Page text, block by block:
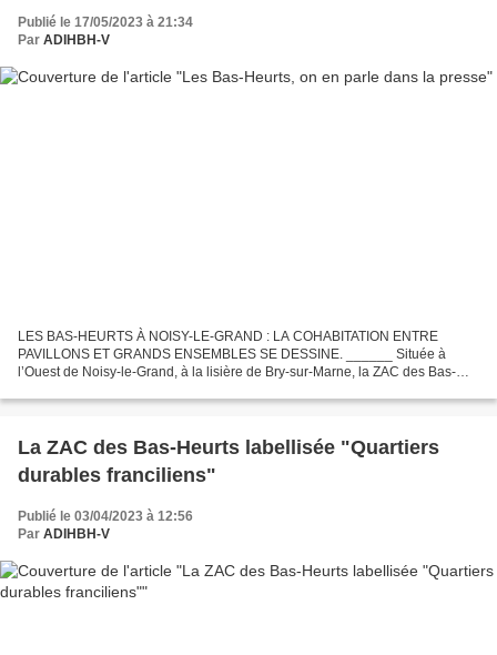
Publié le 17/05/2023 à 21:34
Par ADIHBH-V
LES BAS-HEURTS À NOISY-LE-GRAND : LA COHABITATION ENTRE
PAVILLONS ET GRANDS ENSEMBLES SE DESSINE. ______ Située à
l’Ouest de Noisy-le-Grand, à la lisière de Bry-sur-Marne, la ZAC des Bas-
La ZAC des Bas-Heurts labellisée "Quartiers
durables franciliens"
Publié le 03/04/2023 à 12:56
Par ADIHBH-V